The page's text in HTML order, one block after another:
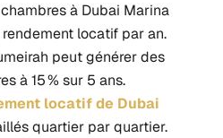
à Dubai Marina
locatif par an.
peut générer des
à 15 % sur 5 ans.
locatif de Dubai
quartier par quartier.